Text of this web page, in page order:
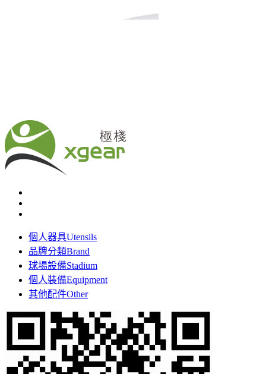
個人器具Utensils
品牌分類Brand
球場設備Stadium
個人裝備Equipment
其他配件Other